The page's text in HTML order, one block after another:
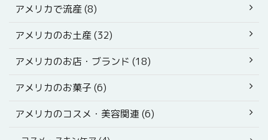
アメリカで流産 (8)
アメリカのお土産 (32)
アメリカのお店・ブランド (18)
アメリカのお菓子 (6)
アメリカのコスメ・美容関連 (6)